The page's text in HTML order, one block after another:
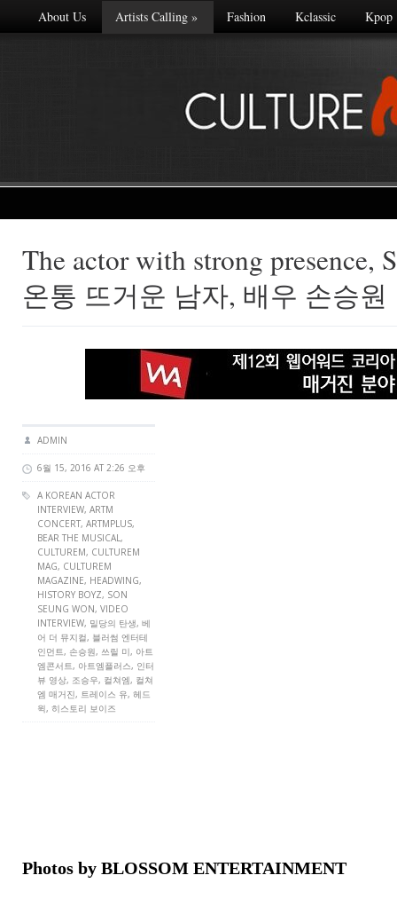
About Us Artists Calling» Fashion Kclassic Kpop
The actor with strong presence,
온통 뜨거운 남자, 배우 손승원
ADMIN
6월 15, 2016 AT 2:26 오후
A KOREAN ACTOR
INTERVIEW, ARTM
CONCERT, ARTMPLUS,
BEAR THE MUSICAL,
CULTUREM, CULTUREM
MAG, CULTUREM
MAGAZINE, HEADWING,
HISTORY BOYZ, SON
SEUNG WON, VIDEO
INTERVIEW, 밀당의 탄생, 베
어 더 뮤지컬, 블러썸 엔터테
인먼트, 손승원, 쓰릴 미, 아트
엠콘서트, 아트엠플러스, 인터
뷰 영상, 조승우, 컬쳐엠, 컬쳐
엠 매거진, 트레이스 유, 헤드
윅, 히스토리 보이즈
Photos by BLOSSOM ENTERTAINMENT
Made with
FLARE
More Info